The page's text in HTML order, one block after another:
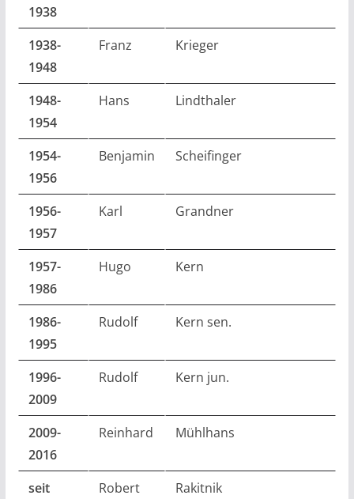
1938
1938-
1948
Franz Krieger
1948-
1954
Hans Lindthaler
1954-
1956
Benjamin Scheifinger
1956-
1957
Karl Grandner
1957-
1986
Hugo Kern
1986-
1995
Rudolf Kern sen.
1996-
2009
Rudolf Kern jun.
2009-
2016
Reinhard Mühlhans
seit
Robert Rakitnik